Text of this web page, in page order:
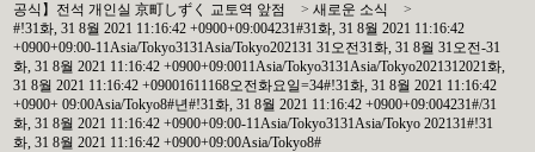
공식】전석 개인실 京町しずく 교토역 앞점 >새로운 소식
>
#!31화, 31 8월 2021 11:16:42 +0900+09:004231#31화, 31 8월 2021 11:16:42
+0900+09:00-11Asia/Tokyo3131Asia/Tokyo202131 31오전31화, 31 8월 31오전-31
화, 31 8월 2021 11:16:42 +0900+09:0011Asia/Tokyo3131Asia/Tokyo2021312021화,
31 8월 2021 11:16:42 +09001611168오전화요일=34#!31화, 31 8월 2021 11:16:42
+0900+ 09:00Asia/Tokyo8#년#!31화, 31 8월 2021 11:16:42 +0900+09:004231#/31
화, 31 8월 2021 11:16:42 +0900+09:00-11Asia/Tokyo3131Asia/Tokyo 202131#!31
화, 31 8월 2021 11:16:42 +0900+09:00Asia/Tokyo8#